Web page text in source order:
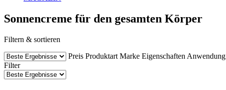
Sonnencreme für den gesamten Körper
Filtern & sortieren
Preis Produktart Marke Eigenschaften Anwendung
Filter